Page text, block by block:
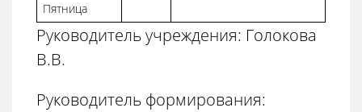
Пятница
Руководитель учреждения: Голокова
В.В.
Руководитель формирования: